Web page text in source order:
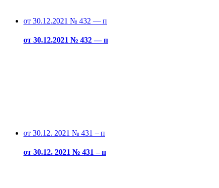
от 30.12.2021 № 432 — п
от 30.12.2021 № 432 — п
от 30.12. 2021 № 431 – п
от 30.12. 2021 № 431 – п